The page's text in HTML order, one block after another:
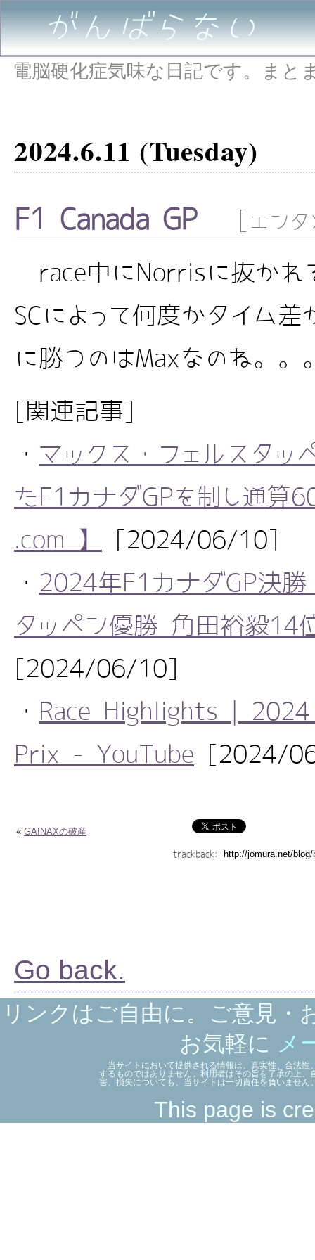
がんばらない
電脳硬化症気味な日記です。まと
2024.6.11 (Tuesday)
F1 Canada GP エンタ
race中にNorrisに抜かれ
SCによって何度かタイム差
に勝つのはMaxなのね。。
[関連記事]
・ マックス・フェルスタッ
たF1カナダGPを制し通
.com 】
[2024/06/10]
・ 2024年F1カナダGP決勝
タッペン優勝 角田裕毅
[2024/06/10]
・ Race Highlights | 2024
Prix - YouTube [2024/
« GAINAXの破産
trackback:
Go back.
リンクはご自由に。ご意見・
お気軽に メ
当サイトにおいて提供される情報は、真実性、合法性
するものではありません。利用者はその旨を了承の上
害、損失についても、当サイトは一切責任を負いません
This page is